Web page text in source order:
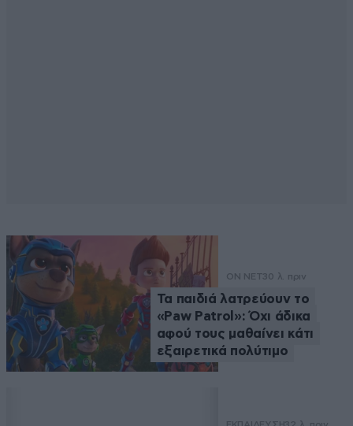
ON NET30 λ. πριν
Τα παιδιά λατρεύουν το
«Paw Patrol»: Όχι άδικα
αφού τους μαθαίνει κάτι
εξαιρετικά πολύτιμο